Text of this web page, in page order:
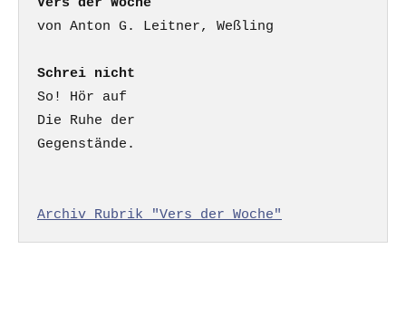
Vers der Woche
Schrei nicht
So! Hör auf
Die Ruhe der
Gegenstände.
Archiv Rubrik "Vers der Woche"